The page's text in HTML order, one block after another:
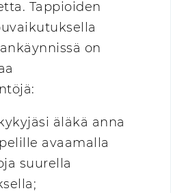
Tappioiden
on
äläkä anna
avaamalla
suurella